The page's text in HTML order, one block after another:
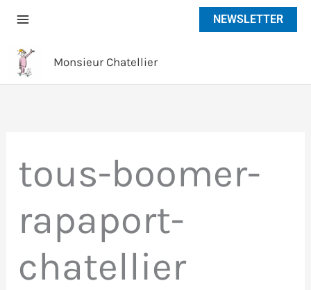
NEWSLETTER
Monsieur Chatellier
tous-boomer-
rapaport-
chatellier